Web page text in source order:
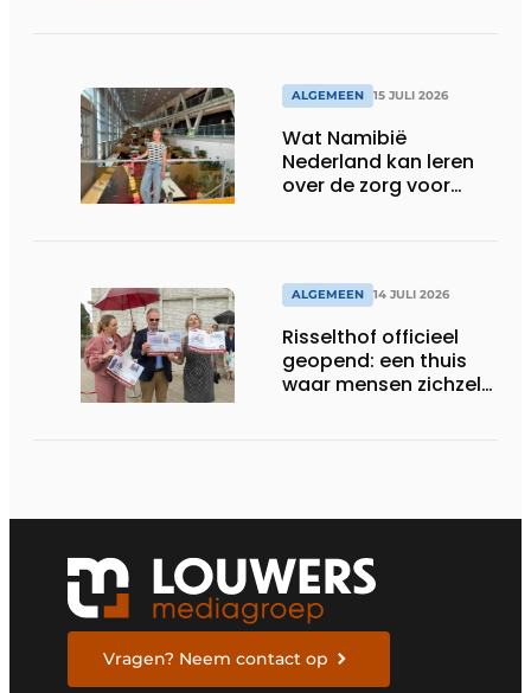
ALGEMEEN 15 JULI 2026
Wat Namibië
Nederland kan leren
over de zorg voor
ALGEMEEN 14 JULI 2026
Risselthof officieel
geopend: een thuis
waar mensen zichzelf
Vragen? Neem contact op